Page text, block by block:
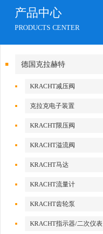
产品中心
PRODUCTS CENTER
德国克拉赫特
KRACHT减压阀
克拉克电子装置
KRACHT限压阀
KRACHT溢流阀
KRACHT马达
KRACHT流量计
KRACHT齿轮泵
KRACHT指示器/二次仪表